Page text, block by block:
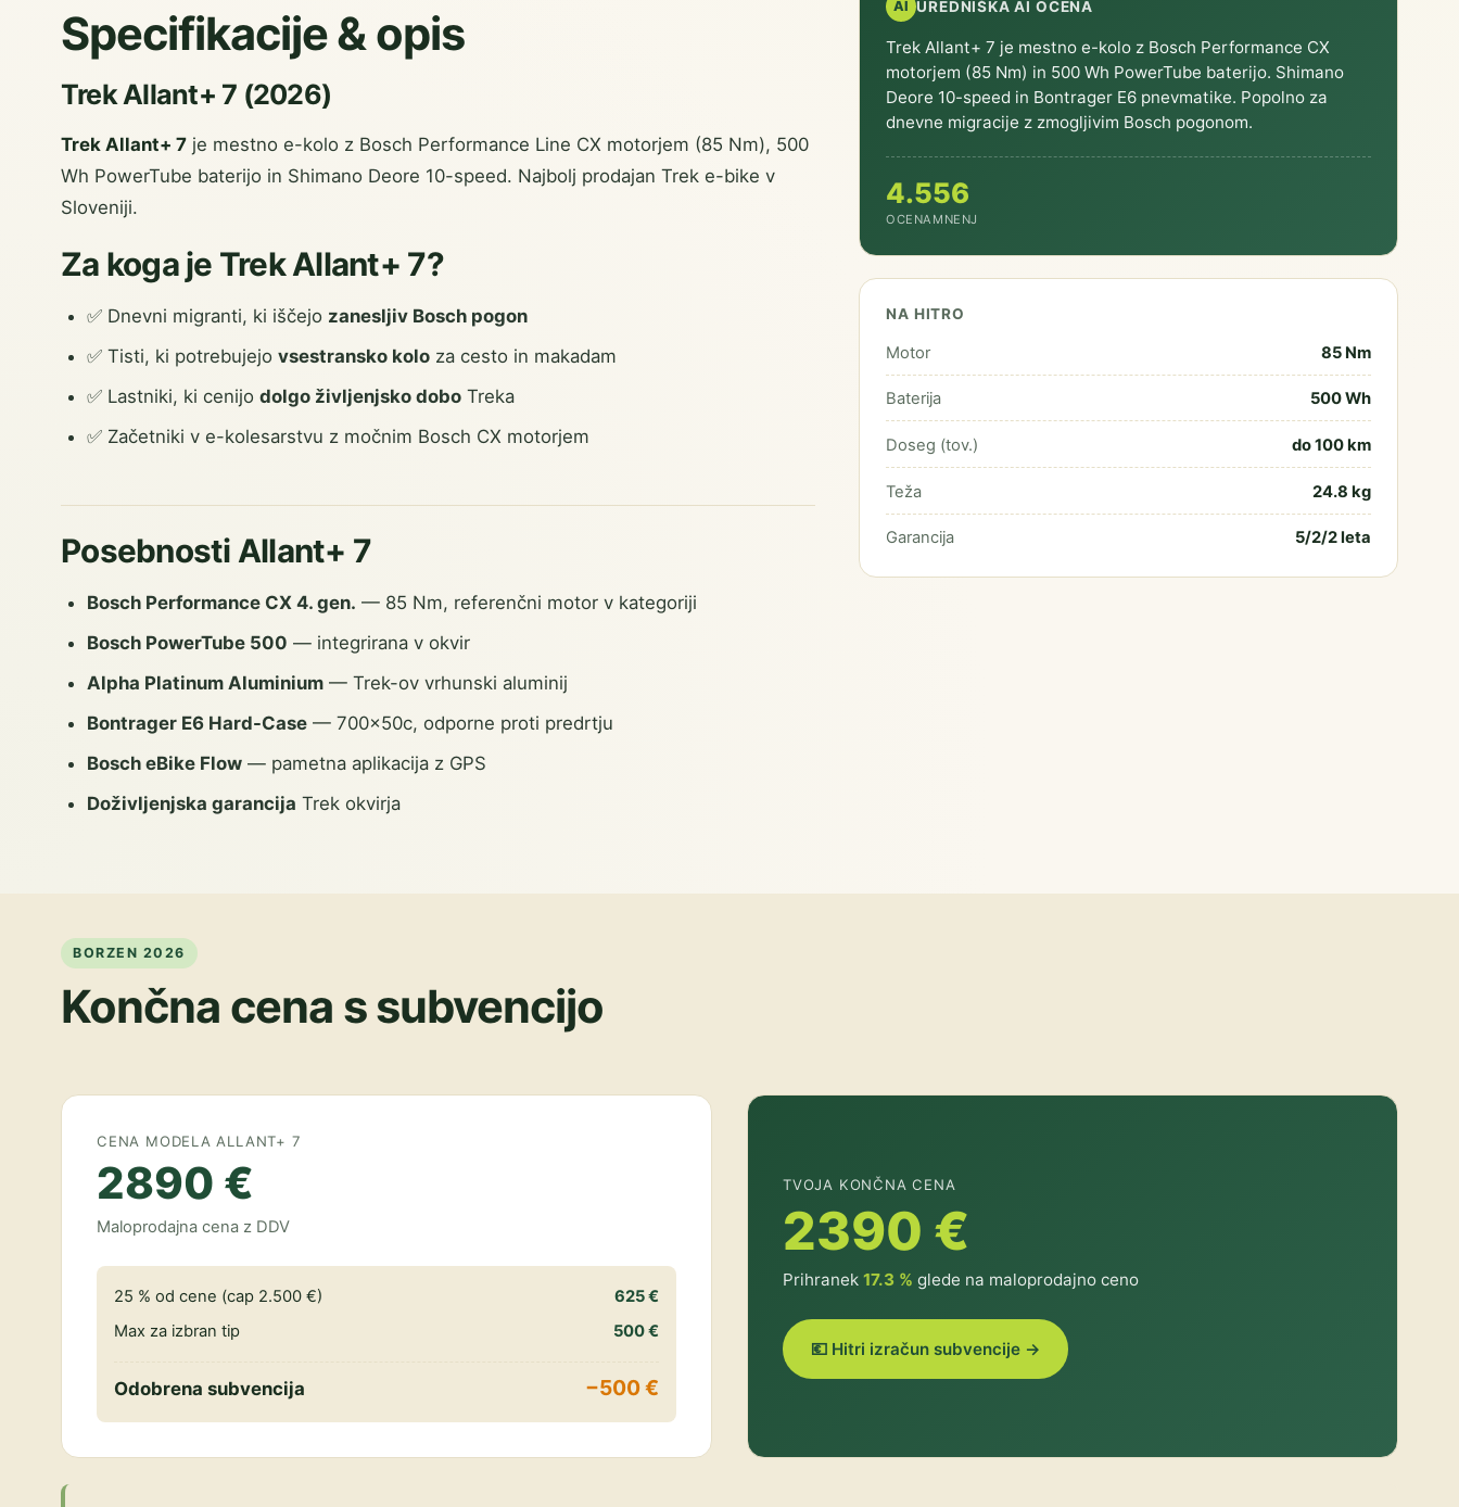
Specifikacije & opis
Trek Allant+ 7 (2026)
Trek Allant+ 7 je mestno e-kolo z Bosch Performance Line CX motorjem (85 Nm), 500
Wh PowerTube baterijo in Shimano Deore 10-speed. Najbolj prodajan Trek e-bike v
Sloveniji.
Za koga je Trek Allant+ 7?
✅ Dnevni migranti, ki iščejo zanesljiv Bosch pogon
✅ Tisti, ki potrebujejo vsestransko kolo za cesto in makadam
✅ Lastniki, ki cenijo dolgo življenjsko dobo Treka
✅ Začetniki v e-kolesarstvu z močnim Bosch CX motorjem
Posebnosti Allant+ 7
Bosch Performance CX 4. gen. — 85 Nm, referenčni motor v kategoriji
Bosch PowerTube 500 — integrirana v okvir
Alpha Platinum Aluminium — Trek-ov vrhunski aluminij
Bontrager E6 Hard-Case — 700×50c, odporne proti predrtju
Bosch eBike Flow — pametna aplikacija z GPS
Doživljenjska garancija Trek okvirja
AI UREDNIŠKA AI OCENA
Trek Allant+ 7 je mestno e-kolo z Bosch Performance CX
motorjem (85 Nm) in 500 Wh PowerTube baterijo. Shimano
Deore 10-speed in Bontrager E6 pnevmatike. Popolno za
dnevne migracije z zmogljivim Bosch pogonom.
4.5
OCENA
56
MNENJ
NA HITRO
Motor 85 Nm
Baterija 500 Wh
Doseg (tov.) do 100 km
Teža 24.8 kg
Garancija 5/2/2 leta
BORZEN 2026
Končna cena s subvencijo
CENA MODELA ALLANT+ 7
2890 €
Maloprodajna cena z DDV
25 % od cene (cap 2.500 €)
625 €
Max za izbran tip
500 €
Odobrena subvencija −500 €
TVOJA KONČNA CENA
2390 €
Prihranek 17.3 % glede na maloprodajno ceno
💶 Hitri izračun subvencije →